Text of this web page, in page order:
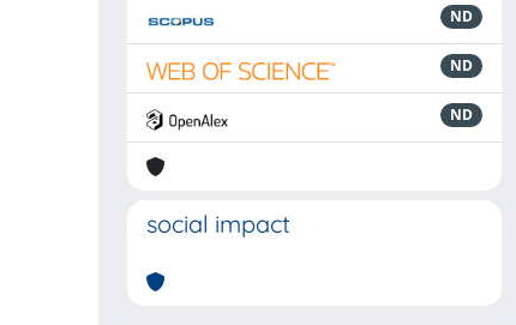
ND
ND
ND
social impact